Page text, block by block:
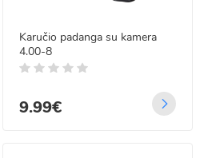
Karučio padanga su kamera
4.00-8
9.99€